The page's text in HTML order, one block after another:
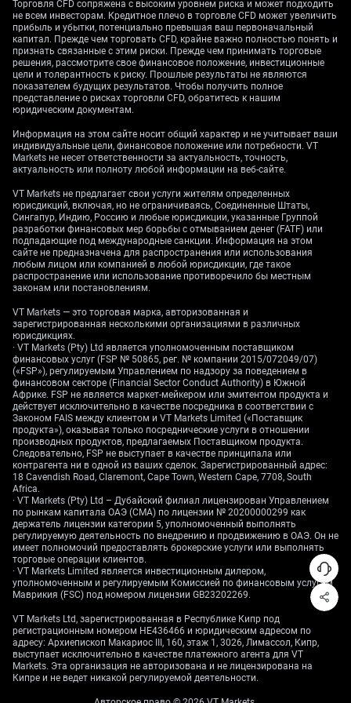
Народный банк Китая установил ежедневный
ориентир USD/CNY заметно слабее рыночных
ожиданий. Этот шаг сигнализирует о терпимости —
и, возможно, предпочтении — более слабого юаня в
краткосрочной перспективе. Мы рассматриваем
это как чёткий сигнал политики, а не простую
реакцию на рынок.
Вероятно, это отражает свежие макроданные,
указывающие на замедление. Официальный
производственный PMI Китая за май 2026 года
снизился до 49,8, что указывает на сокращение,
тогда как рост экспорта замедлился до 1,5% г/г, не
дотянув до прогнозов. Управляемое ослабление
юаня сделало бы китайские товары дешевле,
обеспечив необходимую поддержку экспортному
сектору.
Логика политики и
торговые стратегии
Следует также учитывать расхождение в политике
с США, где ФРС сохраняет относительно жёсткую
позицию. Этот дифференциал ставок естественным
образом оказывает повышательное давление на
пару USD/CNY. НБК, по-видимому, направляет курс
в соответствии с этими фундаментальными
факторами, а не пытается им противодействовать.
Для трейдеров деривативов это указывает на
стратегию позиционирования под дальнейшую
слабость юаня в ближайшие недели. Мы считаем,
что покупка колл-опционов на USD против CNH
(офшорного юаня) даёт способ заработать на
постепенном росте курса при заранее ограниченном
риске. Такой подход позволяет участвовать в
движении вверх, одновременно ограничивая
потенциальные потери.
Ключевое — ожидать контролируемое ослабление,
а не резкую девальвацию, поскольку стабильность
Торговля CFD сопряжена с высоким уровнем риска и может подходить
не всем инвесторам. Кредитное плечо в торговле CFD может увеличить
прибыль и убытки, потенциально превышая ваш первоначальный
капитал. Прежде чем торговать CFD, крайне важно полностью понять и
признать связанные с этим риски. Прежде чем принимать торговые
решения, рассмотрите свое финансовое положение, инвестиционные
цели и толерантность к риску. Прошлые результаты не являются
показателем будущих результатов. Чтобы получить полное
представление о рисках торговли CFD, обратитесь к нашим
юридическим документам.
Информация на этом сайте носит общий характер и не учитывает ваши
индивидуальные цели, финансовое положение или потребности. VT
Markets не несет ответственности за актуальность, точность,
актуальность или полноту любой информации на веб-сайте.
VT Markets не предлагает свои услуги жителям определенных
юрисдикций, включая, но не ограничиваясь, Соединенные Штаты,
Сингапур, Индию, Россию и любые юрисдикции, указанные Группой
разработки финансовых мер борьбы с отмыванием денег (FATF) или
подпадающие под международные санкции. Информация на этом
сайте не предназначена для распространения или использования
любым лицом или компанией в любой юрисдикции, где такое
распространение или использование противоречило бы местным
законам или постановлениям.
VT Markets — это торговая марка, авторизованная и
зарегистрированная несколькими организациями в различных
юрисдикциях.
· VT Markets (Pty) Ltd является уполномоченным поставщиком
финансовых услуг (FSP № 50865, рег. № компании 2015/072049/07)
(«FSP»), регулируемым Управлением по надзору за поведением в
финансовом секторе (Financial Sector Conduct Authority) в Южной
Африке. FSP не является маркет-мейкером или эмитентом продукта и
действует исключительно в качестве посредника в соответствии с
Законом FAIS между клиентом и VT Markets Limited («Поставщик
продукта»), оказывая только посреднические услуги в отношении
производных продуктов, предлагаемых Поставщиком продукта.
Следовательно, FSP не выступает в качестве принципала или
контрагента ни в одной из ваших сделок. Зарегистрированный адрес:
18 Cavendish Road, Claremont, Cape Town, Western Cape, 7708, South
Africa.
· VT Markets (Pty) Ltd – Дубайский филиал лицензирован Управлением
по рынкам капитала ОАЭ (CMA) по лицензии № 20200000299 как
держатель лицензии категории 5, уполномоченный выполнять
регулируемую деятельность по внедрению и продвижению в ОАЭ. Он не
имеет полномочий предоставлять брокерские услуги или выполнять
торговые операции клиентов.
· VT Markets Limited является инвестиционным дилером,
уполномоченным и регулируемым Комиссией по финансовым услугам
Маврикия (FSC) под номером лицензии GB23202269.
VT Markets Ltd, зарегистрированная в Республике Кипр под
регистрационным номером HE436466 и юридическим адресом по
адресу: Архиепископ Макариос III, 160, этаж 1, 3026, Лимассол, Кипр,
выступает исключительно в качестве платежного агента для VT
Markets. Эта организация не авторизована и не лицензирована на
Кипре и не ведет никакой регулируемой деятельности.